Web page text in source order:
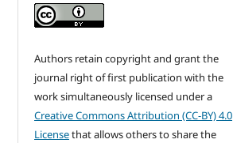
Authors retain copyright and grant the
journal right of first publication with the
work simultaneously licensed under a
Creative Commons Attribution (CC-BY) 4.0
Licensethat allows others to share the